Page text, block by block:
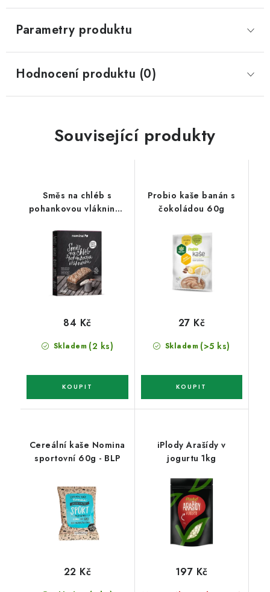
Parametry produktu
Hodnocení produktu (0)
Související produkty
Směs na chléb s
pohankovou vlákninou
Skladem (2 ks)
84 Kč
Probio kaše banán s
čokoládou 60g
Skladem (>5 ks)
27 Kč
Cereální kaše Nomina
sportovní 60g - BLP
22 Kč
iPlody Arašídy v
jogurtu 1kg
197 Kč